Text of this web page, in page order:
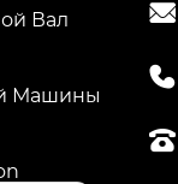
Вал
Машины


